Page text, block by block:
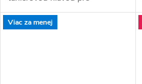
masívnejšie drevené prvky a
konštrukčné spoje navrhnuté
Viac za menej